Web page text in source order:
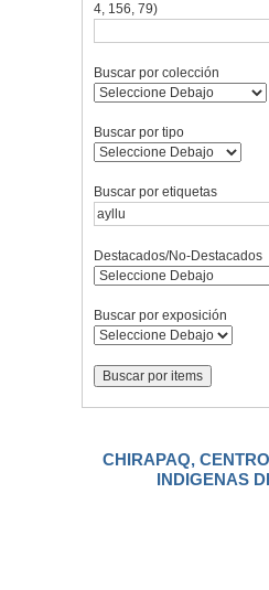
4, 156, 79)
Buscar por colección
Buscar por tipo
Buscar por etiquetas
Destacados/No-Destacados
Buscar por exposición
CHIRAPAQ,
INDIGENAS